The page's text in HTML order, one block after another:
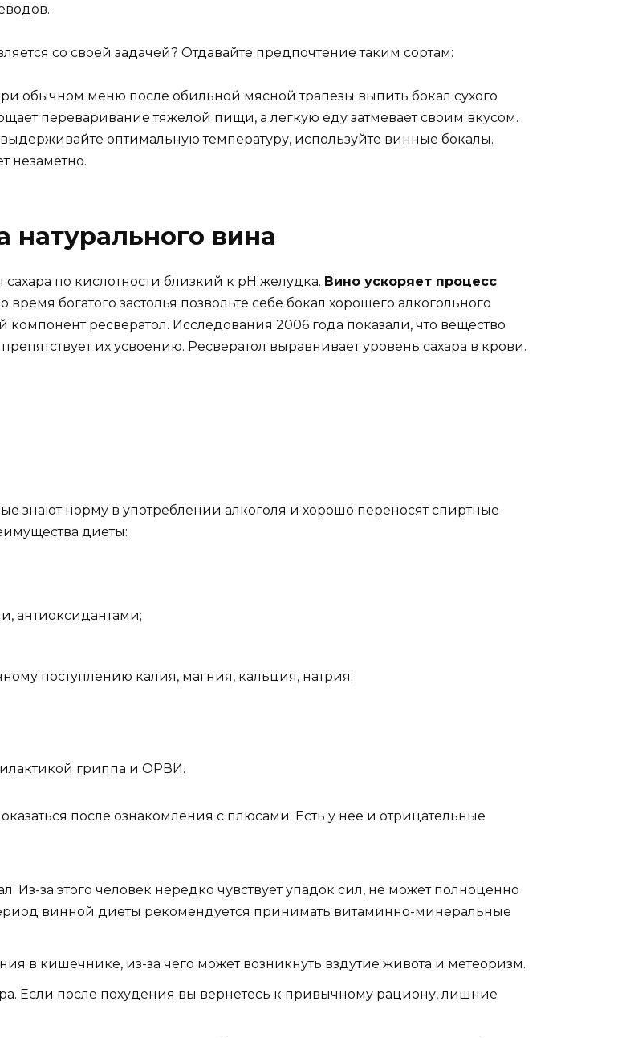
со своей задачей? Отдавайте предпочтение таким сортам:
обычном меню после обильной мясной трапезы выпить бокал сухого
переваривание тяжелой пищи, а легкую еду затмевает своим вкусом.
оптимальную температуру, используйте винные бокалы.
незаметно.
вина
по кислотности близкий к pH желудка. Вино ускоряет процесс
время богатого застолья позвольте себе бокал хорошего алкогольного
ресвератол. Исследования 2006 года показали, что вещество
их усвоению. Ресвератол выравнивает уровень сахара в крови.
знают норму в употреблении алкоголя и хорошо переносят спиртные
диеты:
антиоксидантами;
поступлению калия, магния, кальция, натрия;
гриппа и ОРВИ.
после ознакомления с плюсами. Есть у нее и отрицательные
Из-за этого человек нередко чувствует упадок сил, не может полноценно
винной диеты рекомендуется принимать витаминно-минеральные
в кишечнике, из-за чего может возникнуть вздутие живота и метеоризм.
Если после похудения вы вернетесь к привычному рациону, лишние